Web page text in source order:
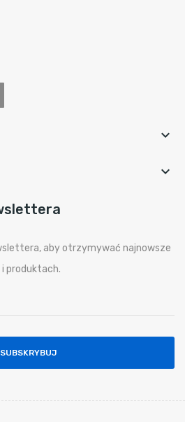


aby otrzymywać najnowsze
produktach.
SUBSKRYBUJ